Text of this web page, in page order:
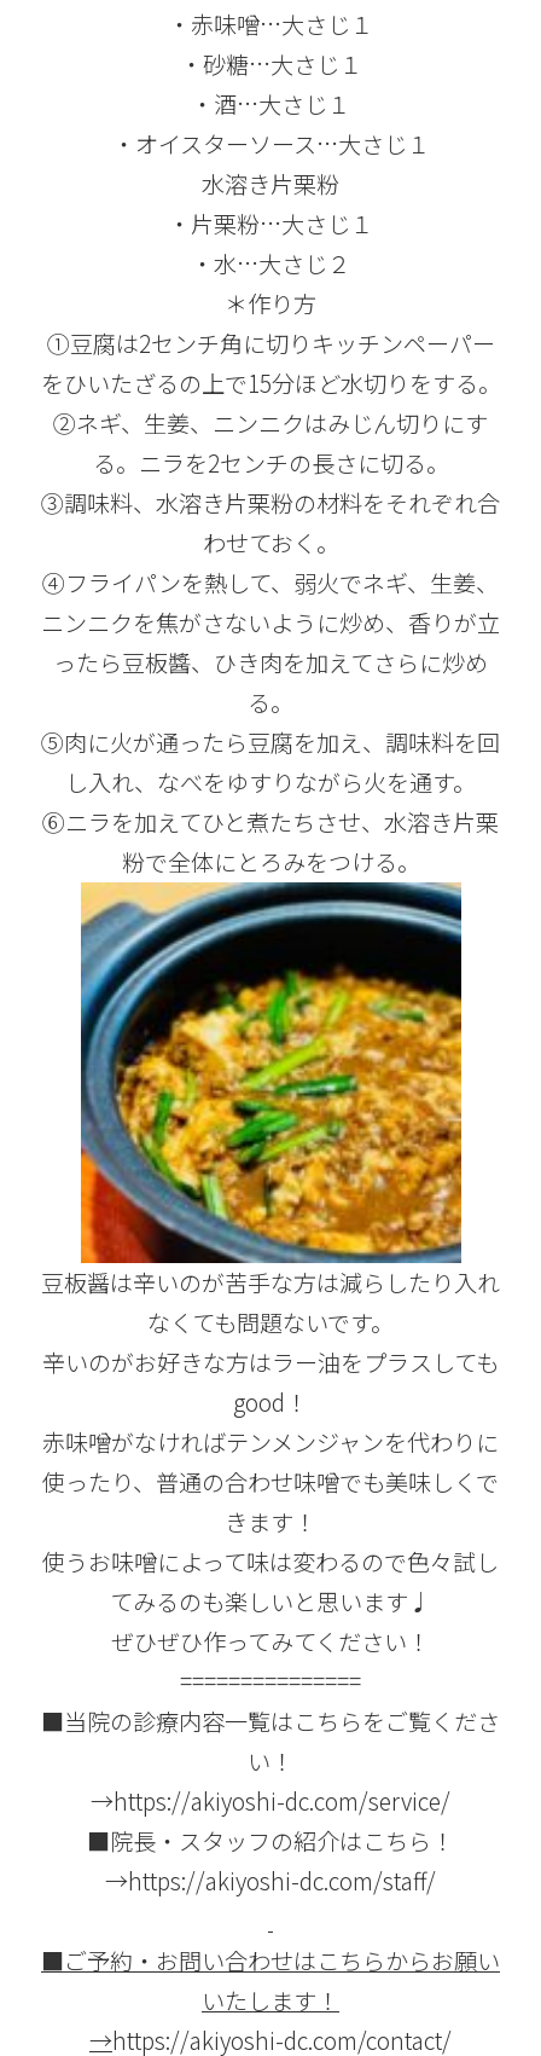
・赤味噌…大さじ１
・砂糖…大さじ１
・酒…大さじ１
・オイスターソース…大さじ１
水溶き片栗粉
・片栗粉…大さじ１
・水…大さじ２
＊作り方
①豆腐は2センチ角に切りキッチンペーパー
をひいたざるの上で15分ほど水切りをする。
②ネギ、生姜、ニンニクはみじん切りにす
る。ニラを2センチの長さに切る。
③調味料、水溶き片栗粉の材料をそれぞれ合
わせておく。
④フライパンを熱して、弱火でネギ、生姜、
ニンニクを焦がさないように炒め、香りが立
ったら豆板醬、ひき肉を加えてさらに炒め
る。
⑤肉に火が通ったら豆腐を加え、調味料を回
し入れ、なべをゆすりながら火を通す。
⑥ニラを加えてひと煮たちさせ、水溶き片栗
粉で全体にとろみをつける。
豆板醤は辛いのが苦手な方は減らしたり入れ
なくても問題ないです。
辛いのがお好きな方はラー油をプラスしても
good！
赤味噌がなければテンメンジャンを代わりに
使ったり、普通の合わせ味噌でも美味しくで
きます！
使うお味噌によって味は変わるので色々試し
てみるのも楽しいと思います♩
ぜひぜひ作ってみてください！
===============
■当院の診療内容一覧はこちらをご覧くださ
い！
→https://akiyoshi-dc.com/service/
■院長・スタッフの紹介はこちら！
→https://akiyoshi-dc.com/staff/
■ご予約・お問い合わせはこちらからお願い
いたします！
→https://akiyoshi-dc.com/contact/